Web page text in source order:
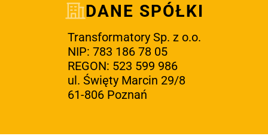
DANE SPÓŁKI
Transformatory Sp. z o.o.
NIP: 783 186 78 05
REGON: 523 599 986
ul. Święty Marcin 29/8
61-806 Poznań